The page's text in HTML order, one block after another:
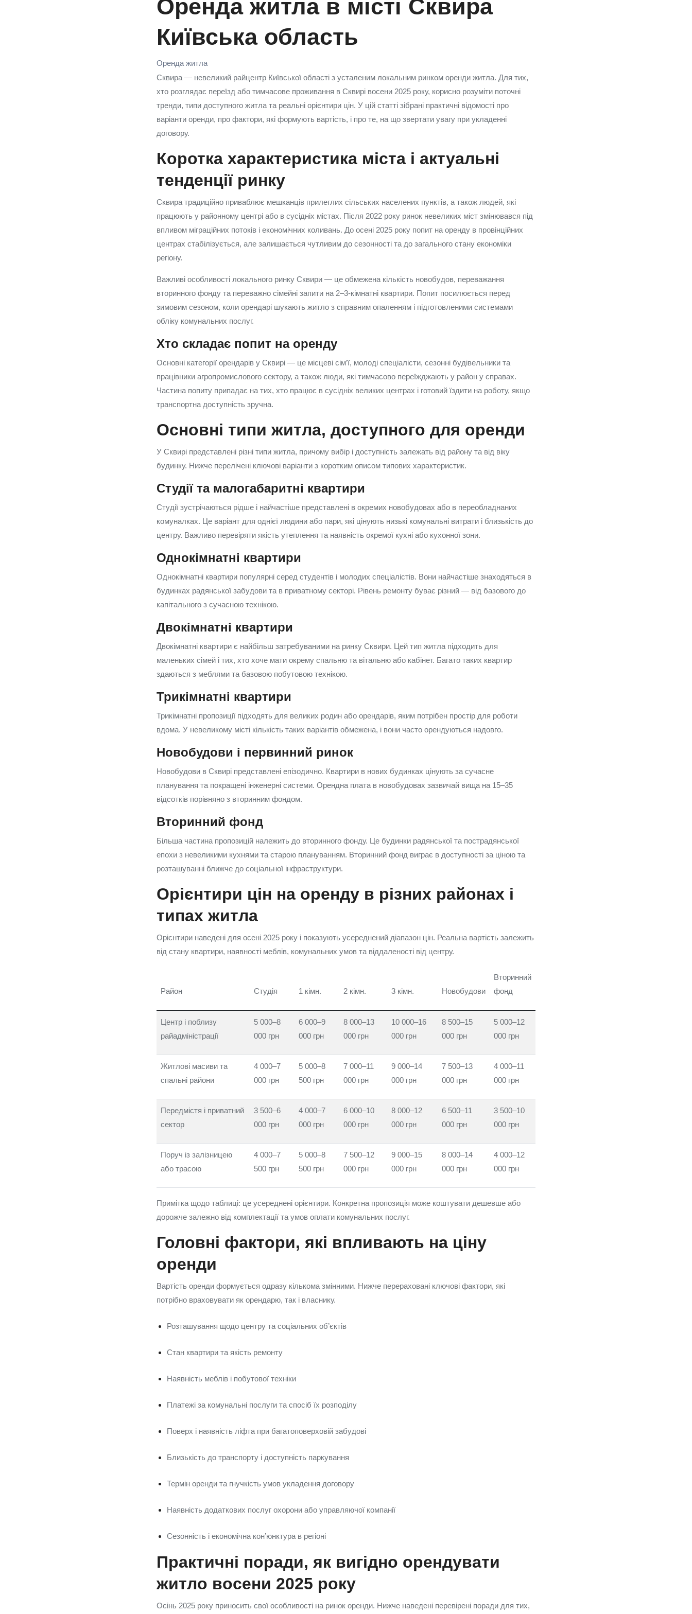
Оренда житла в місті Сквира
Київська область
Оренда житла
Сквира — невеликий райцентр Київської області з усталеним локальним ринком оренди житла. Для тих,
хто розглядає переїзд або тимчасове проживання в Сквирі восени 2025 року, корисно розуміти поточні
тренди, типи доступного житла та реальні орієнтири цін. У цій статті зібрані практичні відомості про
варіанти оренди, про фактори, які формують вартість, і про те, на що звертати увагу при укладенні
договору.
Коротка характеристика міста і актуальні
тенденції ринку
Сквира традиційно приваблює мешканців прилеглих сільських населених пунктів, а також людей, які
працюють у районному центрі або в сусідніх містах. Після 2022 року ринок невеликих міст змінювався під
впливом міграційних потоків і економічних коливань. До осені 2025 року попит на оренду в провінційних
центрах стабілізується, але залишається чутливим до сезонності та до загального стану економіки
регіону.
Важливі особливості локального ринку Сквири — це обмежена кількість новобудов, переважання
вторинного фонду та переважно сімейні запити на 2–3-кімнатні квартири. Попит посилюється перед
зимовим сезоном, коли орендарі шукають житло з справним опаленням і підготовленими системами
обліку комунальних послуг.
Хто складає попит на оренду
Основні категорії орендарів у Сквирі — це місцеві сім’ї, молоді спеціалісти, сезонні будівельники та
працівники агропромислового сектору, а також люди, які тимчасово переїжджають у район у справах.
Частина попиту припадає на тих, хто працює в сусідніх великих центрах і готовий їздити на роботу, якщо
транспортна доступність зручна.
Основні типи житла, доступного для оренди
У Сквирі представлені різні типи житла, причому вибір і доступність залежать від району та від віку
будинку. Нижче перелічені ключові варіанти з коротким описом типових характеристик.
Студії та малогабаритні квартири
Студії зустрічаються рідше і найчастіше представлені в окремих новобудовах або в переобладнаних
комуналках. Це варіант для однієї людини або пари, які цінують низькі комунальні витрати і близькість до
центру. Важливо перевіряти якість утеплення та наявність окремої кухні або кухонної зони.
Однокімнатні квартири
Однокімнатні квартири популярні серед студентів і молодих спеціалістів. Вони найчастіше знаходяться в
будинках радянської забудови та в приватному секторі. Рівень ремонту буває різний — від базового до
капітального з сучасною технікою.
Двокімнатні квартири
Двокімнатні квартири є найбільш затребуваними на ринку Сквири. Цей тип житла підходить для
маленьких сімей і тих, хто хоче мати окрему спальню та вітальню або кабінет. Багато таких квартир
здаються з меблями та базовою побутовою технікою.
Трикімнатні квартири
Трикімнатні пропозиції підходять для великих родин або орендарів, яким потрібен простір для роботи
вдома. У невеликому місті кількість таких варіантів обмежена, і вони часто орендуються надовго.
Новобудови і первинний ринок
Новобудови в Сквирі представлені епізодично. Квартири в нових будинках цінують за сучасне
планування та покращені інженерні системи. Орендна плата в новобудовах зазвичай вища на 15–35
відсотків порівняно з вторинним фондом.
Вторинний фонд
Більша частина пропозицій належить до вторинного фонду. Це будинки радянської та пострадянської
епохи з невеликими кухнями та старою плануванням. Вторинний фонд виграє в доступності за ціною та
розташуванні ближче до соціальної інфраструктури.
Орієнтири цін на оренду в різних районах і
типах житла
Орієнтири наведені для осені 2025 року і показують усереднений діапазон цін. Реальна вартість залежить
від стану квартири, наявності меблів, комунальних умов та віддаленості від центру.
Район Студія 1 кімн. 2 кімн. 3 кімн. Новобудови
Вторинний
фонд
Центр і поблизу
райадміністрації
5 000–8
000 грн
6 000–9
000 грн
8 000–13
000 грн
10 000–16
000 грн
8 500–15
000 грн
5 000–12
000 грн
Житлові масиви та
спальні райони
4 000–7
000 грн
5 000–8
500 грн
7 000–11
000 грн
9 000–14
000 грн
7 500–13
000 грн
4 000–11
000 грн
Передмістя і приватний
сектор
3 500–6
000 грн
4 000–7
000 грн
6 000–10
000 грн
8 000–12
000 грн
6 500–11
000 грн
3 500–10
000 грн
Поруч із залізницею
або трасою
4 000–7
500 грн
5 000–8
500 грн
7 500–12
000 грн
9 000–15
000 грн
8 000–14
000 грн
4 000–12
000 грн
Примітка щодо таблиці: це усереднені орієнтири. Конкретна пропозиція може коштувати дешевше або
дорожче залежно від комплектації та умов оплати комунальних послуг.
Головні фактори, які впливають на ціну
оренди
Вартість оренди формується одразу кількома змінними. Нижче перераховані ключові фактори, які
потрібно враховувати як орендарю, так і власнику.
Розташування щодо центру та соціальних об’єктів
Стан квартири та якість ремонту
Наявність меблів і побутової техніки
Платежі за комунальні послуги та спосіб їх розподілу
Поверх і наявність ліфта при багатоповерховій забудові
Близькість до транспорту і доступність паркування
Термін оренди та гнучкість умов укладення договору
Наявність додаткових послуг охорони або управляючої компанії
Сезонність і економічна кон’юнктура в регіоні
Практичні поради, як вигідно орендувати
житло восени 2025 року
Осінь 2025 року приносить свої особливості на ринок оренди. Нижче наведені перевірені поради для тих,